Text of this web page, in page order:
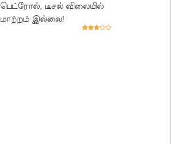
பெட்ரோல், டீசல் விலையில்
மாற்றம் இல்லை!